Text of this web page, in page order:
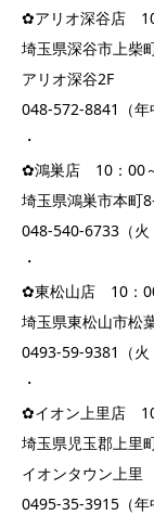
✿アリオ深谷店
埼玉県深谷市上柴
アリオ深谷2F
048-572-8841（年
・
✿鴻巣店 10：00
埼玉県鴻巣市本町
048-540-6733（火
・
✿東松山店 10：
埼玉県東松山市松
0493-59-9381（火
・
✿イオン上里店
埼玉県児玉郡上里
イオンタウン上
0495-35-3915（年